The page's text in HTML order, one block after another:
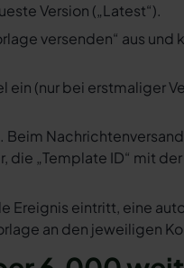
Version („Latest“).
versenden“ aus und
ein (nur bei erstmaliger
Beim
die „Template ID“ mit
Ereignis eintritt, eine
an den jeweiligen